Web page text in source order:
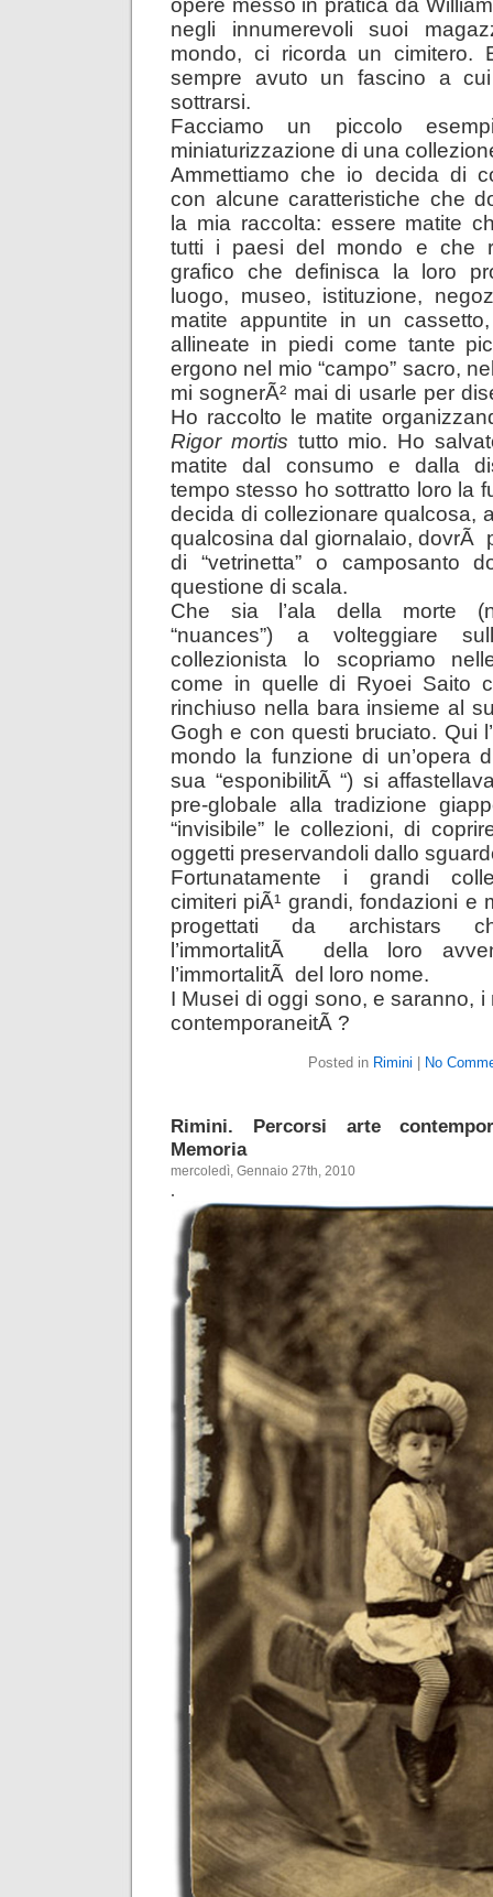
opere messo in pratica da
negli innumerevoli suoi
mondo, ci ricorda un cimitero.
sempre avuto un fascino a
sottrarsi.
Facciamo un piccolo
miniaturizzazione di una
Ammettiamo che io decida di
con alcune caratteristiche che
la mia raccolta: essere matite
tutti i paesi del mondo e che
grafico che definisca la loro
luogo, museo, istituzione,
matite appuntite in un
allineate in piedi come tante
ergono nel mio “campo” sacro,
mi sognerÃ² mai di usarle per
Ho raccolto le matite
Rigor mortis tutto mio. Ho
matite dal consumo e dalla
tempo stesso ho sottratto loro la
decida di collezionare qualcosa,
qualcosina dal giornalaio, dovrÃ
di “vetrinetta” o camposanto
questione di scala.
Che sia l’ala della morte
“nuances”) a volteggiare
collezionista lo scopriamo
come in quelle di Ryoei Saito
rinchiuso nella bara insieme al
Gogh e con questi bruciato. Qui
mondo la funzione di un’opera
sua “esponibilitÃ “) si
pre-globale alla tradizione
“invisibile” le collezioni, di
oggetti preservandoli dallo
Fortunatamente i grandi
cimiteri piÃ¹ grandi, fondazioni e
progettati da archistars
l’immortalitÃ della loro
l’immortalitÃ del loro nome.
I Musei di oggi sono, e saranno, i
contemporaneitÃ ?
Posted in Rimini No
Rimini. Percorsi arte
Memoria
mercoledì, Gennaio 27th, 2010
.